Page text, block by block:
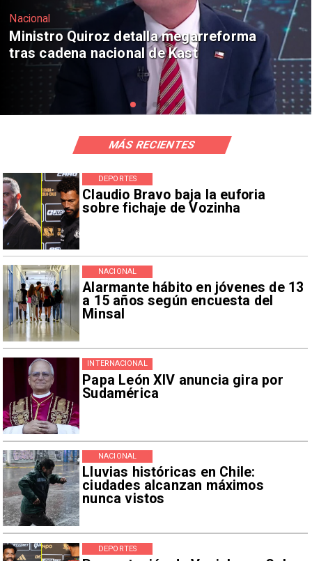
Nacional
Senado envía cruce Campillai-Flores a
Comisión de Ética
Claudio Bravo baja la euforia
sobre fichaje de Vozinha
DEPORTES
Alarmante hábito en jóvenes de 13
a 15 años según encuesta del
Minsal
NACIONAL
Papa León XIV anuncia gira por
Sudamérica
INTERNACIONAL
Lluvias históricas en Chile:
ciudades alcanzan máximos
nunca vistos
NACIONAL
DEPORTES
MÁS RECIENTES